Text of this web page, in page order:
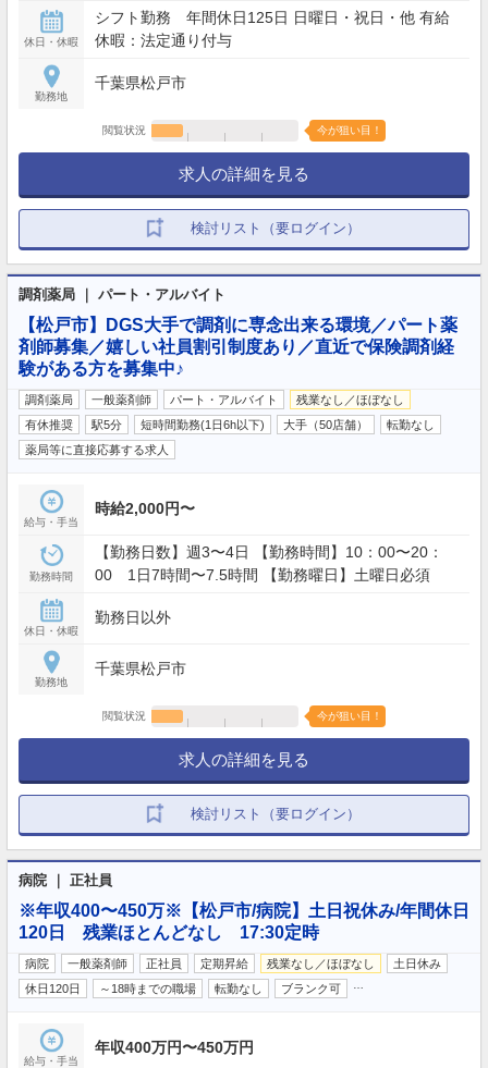
休日・休暇
シフト勤務 年間休日125日 日曜日・祝日・他 有給
休暇：法定通り付与
勤務地
千葉県松戸市
閲覧状況 今が狙い目！
求人の詳細を見る
検討リスト（要ログイン）
調剤薬局 ｜ パート・アルバイト
【松戸市】DGS大手で調剤に専念出来る環境／パート薬
剤師募集／嬉しい社員割引制度あり／直近で保険調剤経
験がある方を募集中♪
調剤薬局 一般薬剤師 パート・アルバイト
残業なし／ほぼなし
有休推奨
駅5分 短時間勤務(1日6h以下) 大手（50店舗）
転勤なし
薬局等に直接応募する求人
給与・手当
時給2,000円〜
勤務時間
【勤務日数】週3〜4日 【勤務時間】10：00〜20：
00 1日7時間〜7.5時間 【勤務曜日】土曜日必須
休日・休暇
勤務日以外
勤務地
千葉県松戸市
閲覧状況 今が狙い目！
求人の詳細を見る
検討リスト（要ログイン）
病院 ｜ 正社員
※年収400〜450万※【松戸市/病院】土日祝休み/年間休日
120日 残業ほとんどなし 17:30定時
病院 一般薬剤師 正社員 定期昇給 残業なし／ほぼなし
土日休み
休日120日
～18時までの職場 転勤なし ブランク可
給与・手当
年収400万円〜450万円